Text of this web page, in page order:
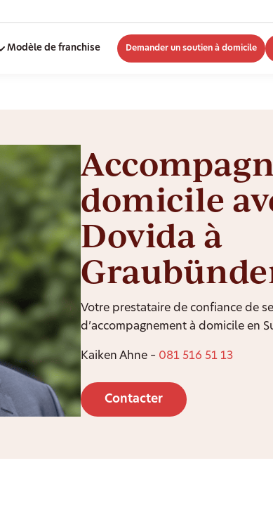
Modèle de franchise Demander un soutien à domicile
domicile
Dovida à
Votre prestataire de confiance de
d’accompagnement à domicile en
Kaiken Ahne – 081 516 51 13
Contacter